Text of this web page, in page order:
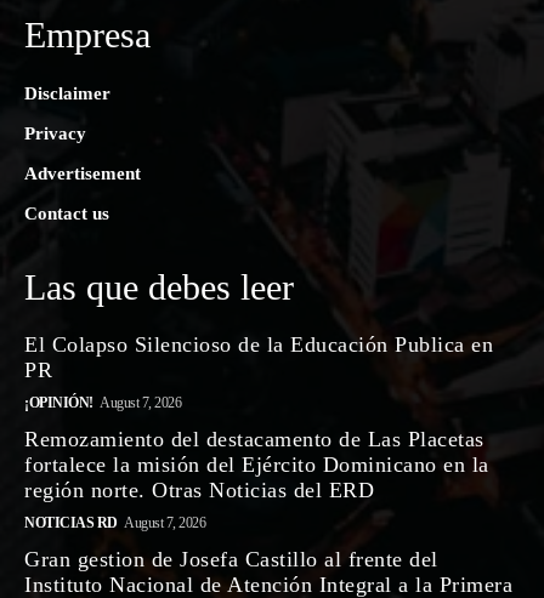
Empresa
Disclaimer
Privacy
Advertisement
Contact us
Las que debes leer
El Colapso Silencioso de la Educación Publica en
PR
¡OPINIÓN! August 7, 2026
Remozamiento del destacamento de Las Placetas
fortalece la misión del Ejército Dominicano en la
región norte. Otras Noticias del ERD
NOTICIAS RD August 7, 2026
Gran gestion de Josefa Castillo al frente del
Instituto Nacional de Atención Integral a la Primera